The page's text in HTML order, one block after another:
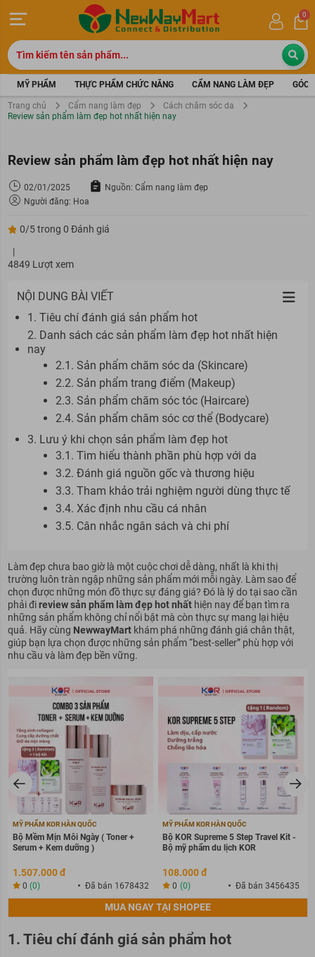
0
MỸ PHẨM THỰC PHẨM CHỨC NĂNG CẨM NANG LÀM ĐẸP GÓC
Trang chủ Cẩm nang làm đẹp
Cách chăm sóc da
Review sản phẩm làm đẹp hot nhất hiện nay
Review sản phẩm làm đẹp hot nhất hiện nay
02/01/2025
Nguồn: Cẩm nang làm đẹp
Người đăng: Hoa
0/5 trong 0 Đánh giá
|
4849 Lượt xem
NỘI DUNG BÀI VIẾT
1. Tiêu chí đánh giá sản phẩm hot
2. Danh sách các sản phẩm làm đẹp hot nhất hiện
nay
2.1. Sản phẩm chăm sóc da (Skincare)
2.2. Sản phẩm trang điểm (Makeup)
2.3. Sản phẩm chăm sóc tóc (Haircare)
2.4. Sản phẩm chăm sóc cơ thể (Bodycare)
3. Lưu ý khi chọn sản phẩm làm đẹp hot
3.1. Tìm hiểu thành phần phù hợp với da
3.2. Đánh giá nguồn gốc và thương hiệu
3.3. Tham khảo trải nghiệm người dùng thực tế
3.4. Xác định nhu cầu cá nhân
3.5. Cân nhắc ngân sách và chi phí
Làm đẹp chưa bao giờ là một cuộc chơi dễ dàng, nhất là khi thị
trường luôn tràn ngập những sản phẩm mới mỗi ngày. Làm sao để
chọn được những món đồ thực sự đáng giá? Đó là lý do tại sao cần
phải đireview sản phẩm làm đẹp hot nhấthiện nay để bạn tìm ra
những sản phẩm không chỉ nổi bật mà còn thực sự mang lại hiệu
quả. Hãy cùng NewwayMartkhám phá những đánh giá chân thật,
giúp bạn lựa chọn được những sản phẩm “best-seller” phù hợp với
nhu cầu và làm đẹp bền vững.
MỸ PHẨM KOR HÀN QUỐC
Bộ Mềm Mịn Mỗi Ngày ( Toner +
Serum + Kem dưỡng )
1.507.000 đ
0 (0) Đã bán 1678432
MỸ PHẨM KOR HÀN QUỐC
Bộ KOR Supreme 5 Step Travel Kit -
Bộ mỹ phẩm du lịch KOR
108.000 đ
0 (0) Đã bán 3456435
MUA NGAY TẠI SHOPEE
1. Tiêu chí đánh giá sản phẩm hot